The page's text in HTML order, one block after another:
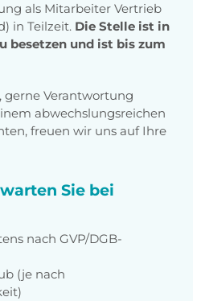
als Mitarbeiter Vertrieb
in Teilzeit. Die Stelle ist in
besetzen und ist bis zum
gerne Verantwortung
abwechslungsreichen
freuen wir uns auf Ihre
Sie bei
nach GVP/DGB-
(je nach